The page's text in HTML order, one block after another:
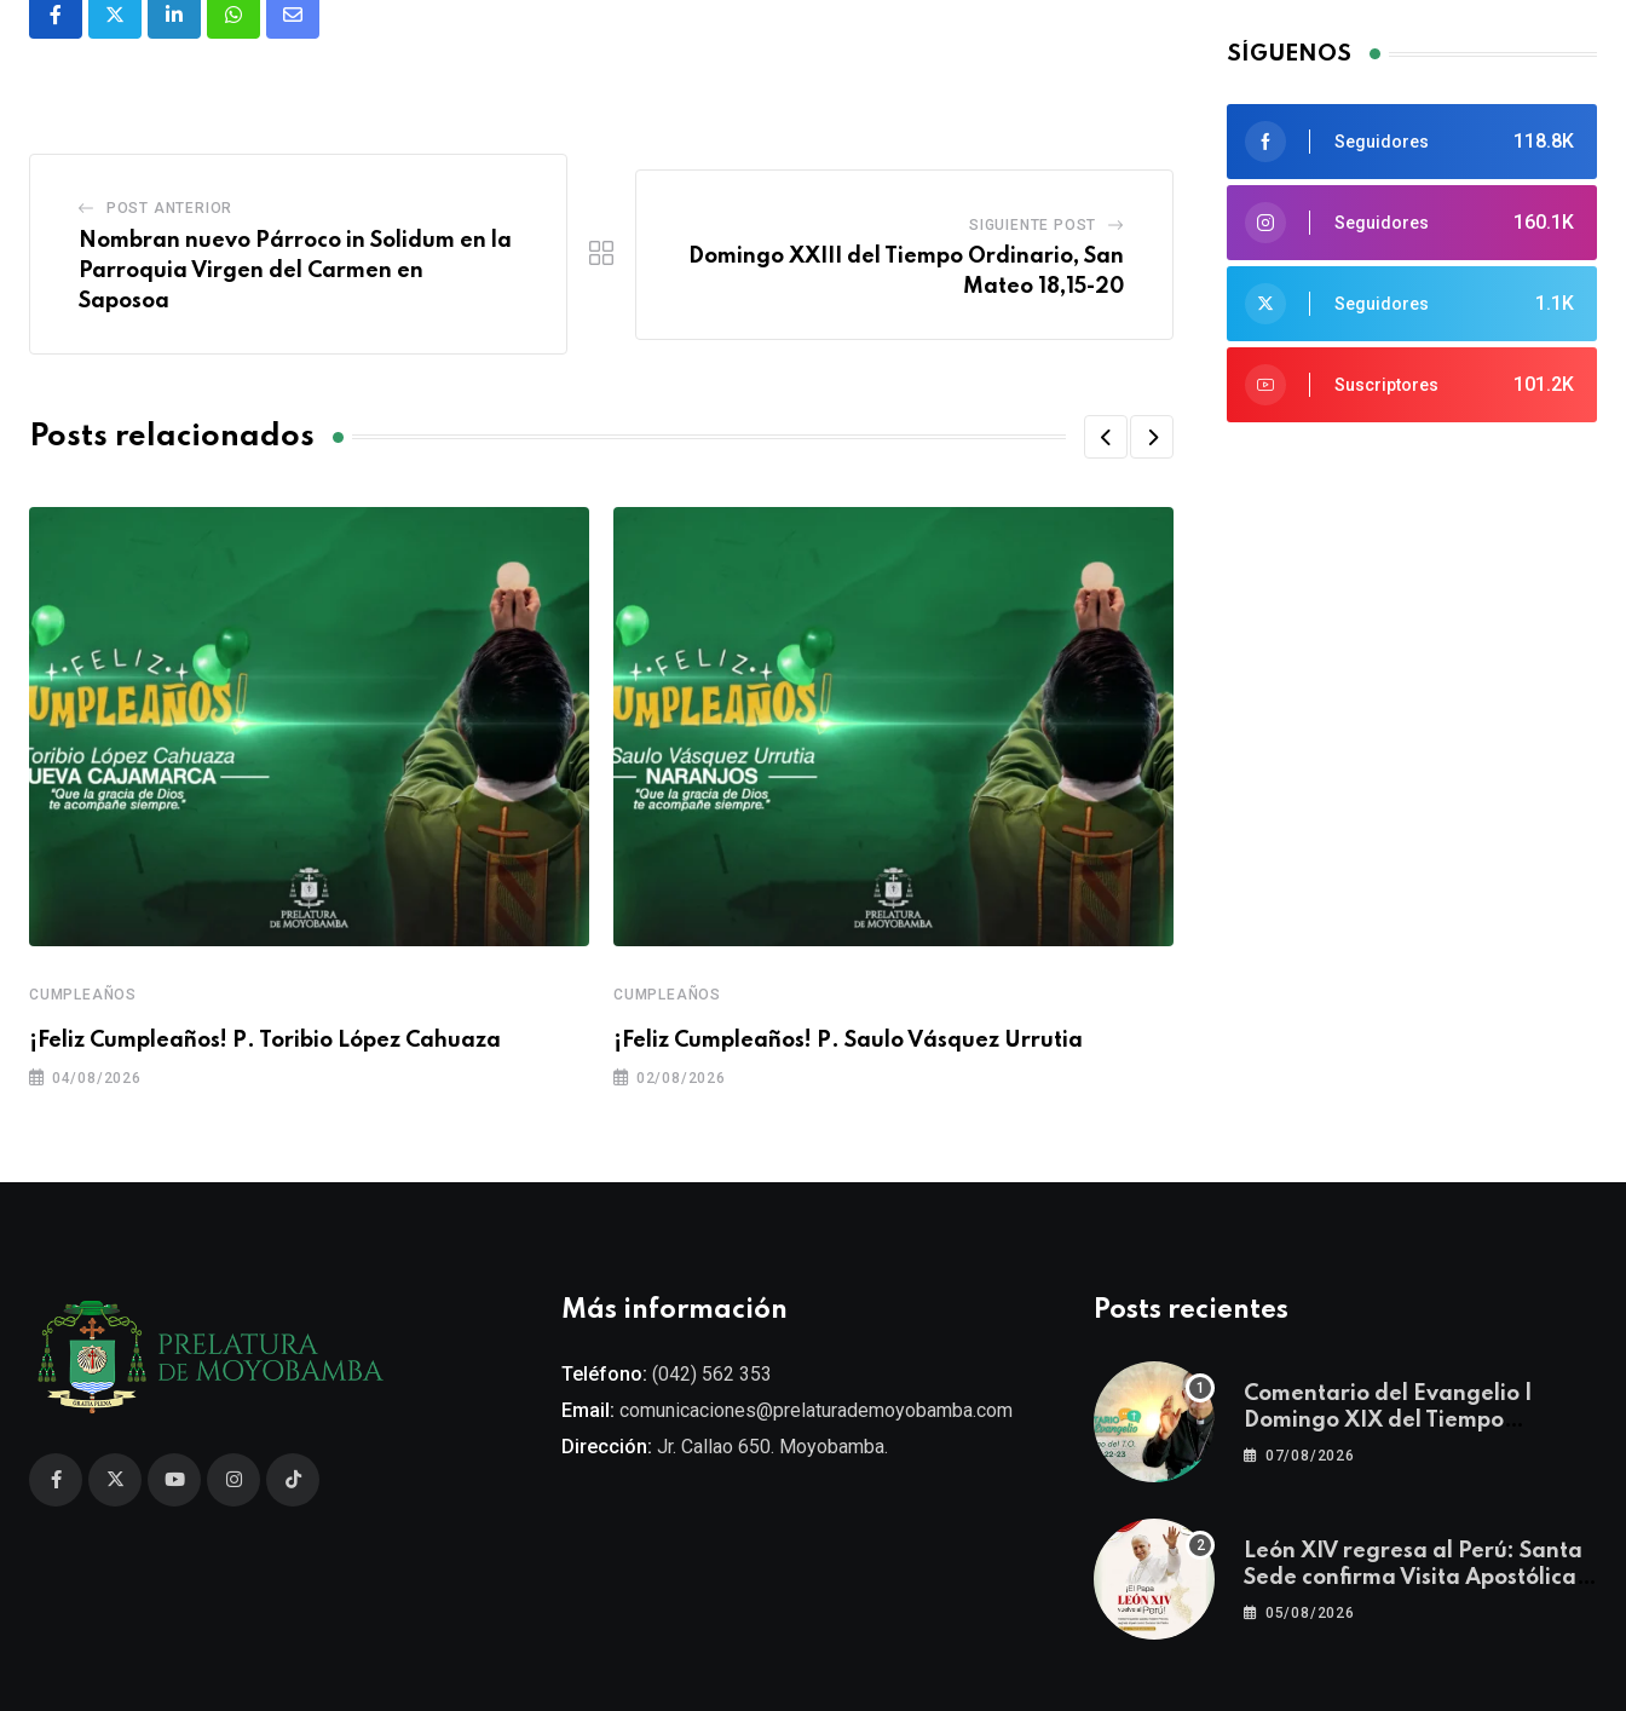
POST ANTERIOR
Nombran nuevo Párroco in Solidum en la
Parroquia Virgen del Carmen en
Saposoa
SIGUIENTE POST
Domingo XXIII del Tiempo Ordinario, San
Mateo 18,15-20
Posts relacionados
CUMPLEAÑOS
¡Feliz Cumpleaños! P. Toribio López Cahuaza
04/08/2026
CUMPLEAÑOS
¡Feliz Cumpleaños! P. Saulo Vásquez Urrutia
02/08/2026
SÍGUENOS
118.8K
Seguidores
160.1K
Seguidores
1.1K
Seguidores
101.2K
Suscriptores
Más información
Teléfono: (042) 562 353
Email: comunicaciones@prelaturademoyobamba.com
Dirección: Jr. Callao 650. Moyobamba.
Posts recientes
Comentario del Evangelio |
Domingo XIX del Tiempo
Ordinario | Mateo 14, 22-23
07/08/2026
León XIV regresa al Perú: Santa
Sede confirma Visita Apostólica
del 11 al 17 de noviembre
05/08/2026